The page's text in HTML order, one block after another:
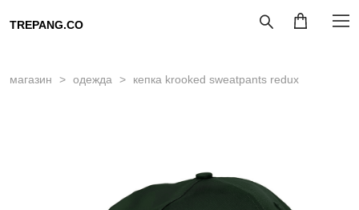
TREPANG.CO
магазин > одежда > кепка krooked sweatpants redux